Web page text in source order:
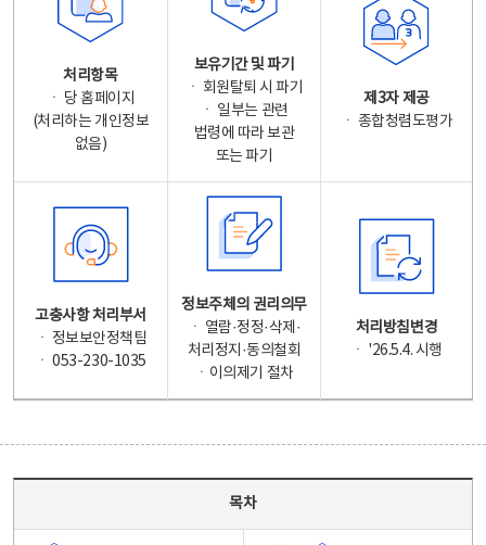
처리항목
ㆍ 당 홈페이지
(처리하는 개인정보
없음)
보유기간 및 파기
ㆍ 회원탈퇴 시 파기
ㆍ 일부는 관련
법령에 따라 보관
또는 파기
제3자 제공
ㆍ 종합청렴도평가
고충사항 처리부서
ㆍ 정보보안정책팀
ㆍ 053-230-1035
정보주체의 권리의무
ㆍ 열람·정정·삭제·
처리정지·동의철회
ㆍ이의제기 절차
처리방침변경
ㆍ '26.5.4. 시행
목차